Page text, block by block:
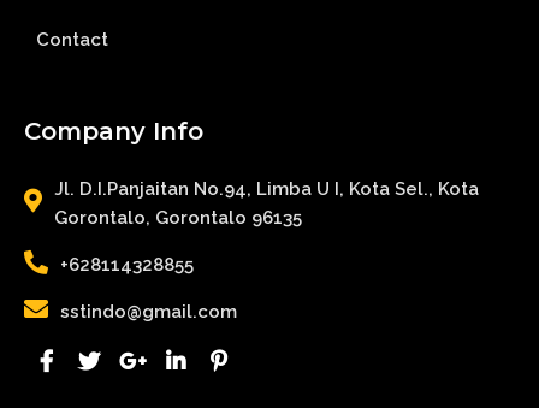
Contact
Company Info
Jl. D.I.Panjaitan No.94, Limba U I, Kota Sel., Kota
Gorontalo, Gorontalo 96135
+628114328855
sstindo@gmail.com